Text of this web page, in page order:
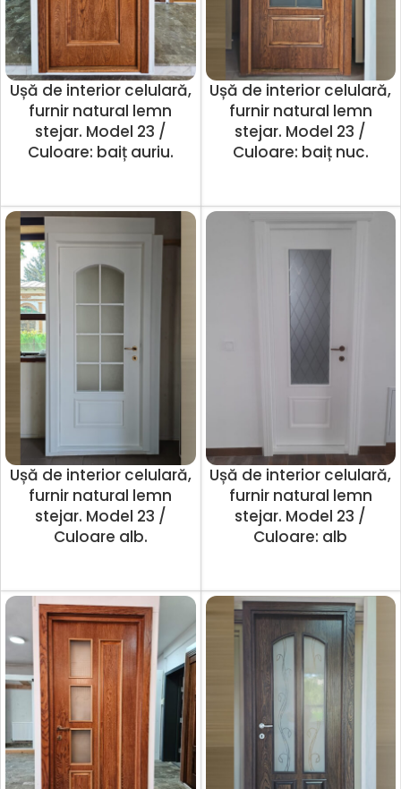
Ușă de interior celulară,
furnir natural lemn
stejar. Model 23 /
Culoare: baiț auriu.
Ușă de interior celulară,
furnir natural lemn
stejar. Model 23 /
Culoare: baiț nuc.
Ușă de interior celulară,
furnir natural lemn
stejar. Model 23 /
Culoare alb.
Ușă de interior celulară,
furnir natural lemn
stejar. Model 23 /
Culoare: alb